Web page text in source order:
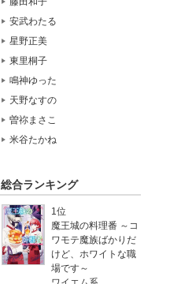
安武わたる
星野正美
東里桐子
鳴神ゆった
天野なすの
曽祢まさこ
米谷たかね
総合ランキング
1位
魔王城の料理番 ～コ
ワモテ魔族ばかりだ
けど、ホワイトな職
場です～